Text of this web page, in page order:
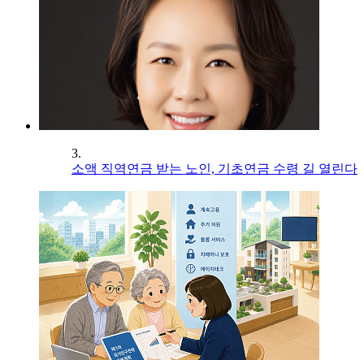
3.
소액 직역연금 받는 노인, 기초연금 수령 길 열린다